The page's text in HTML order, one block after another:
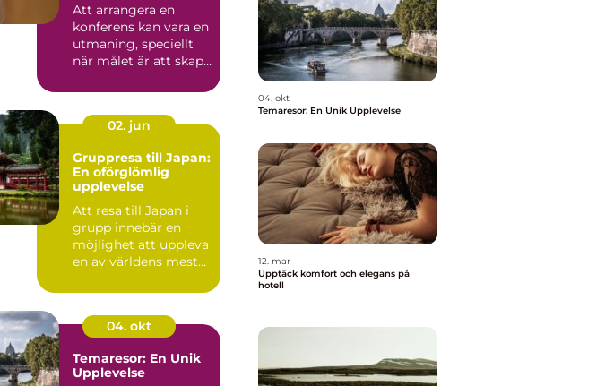
Att arrangera en
konferens kan vara en
utmaning, speciellt
när målet är att skapa
02. jun
Gruppresa till Japan:
En oförglömlig
upplevelse
Att resa till Japan i
grupp innebär en
möjlighet att uppleva
en av världens mest
04. okt
Temaresor: En Unik
Upplevelse
04. okt
Temaresor: En Unik Upplevelse
12. mar
Upptäck komfort och elegans på
hotell